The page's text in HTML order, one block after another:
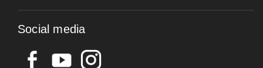
Social media